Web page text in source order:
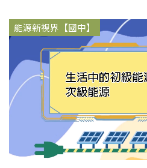
能源新視界【國中】